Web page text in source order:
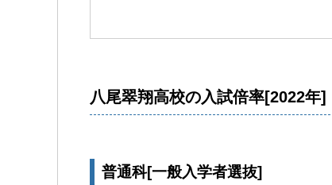
八尾翠翔高校の入試倍率[2022年]
普通科[一般入学者選抜]